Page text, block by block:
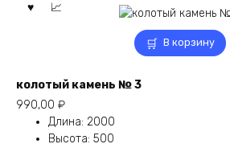
В корзину
колотый камень № 3
990,00 ₽
Длина: 2000
Высота: 500